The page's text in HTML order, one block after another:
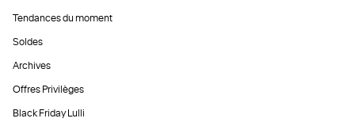
Tendances du moment
Soldes
Archives
Offres Privilèges
Black Friday Lulli